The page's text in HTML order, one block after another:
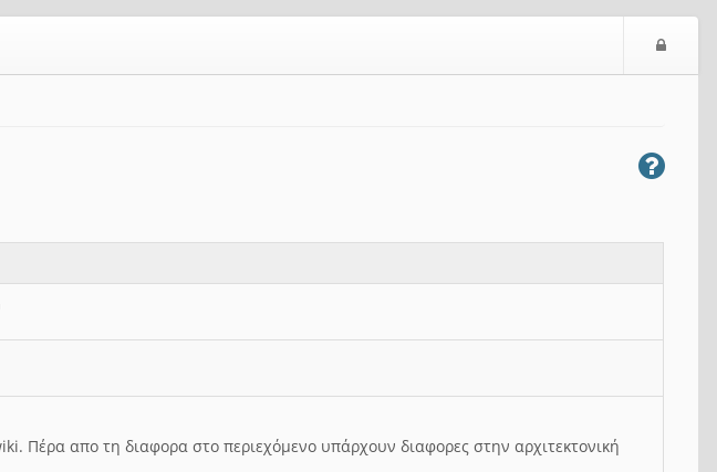
Πέρα απο τη διαφορα στο περιεχόμενο υπάρχουν διαφορες στην αρχιτεκτονική